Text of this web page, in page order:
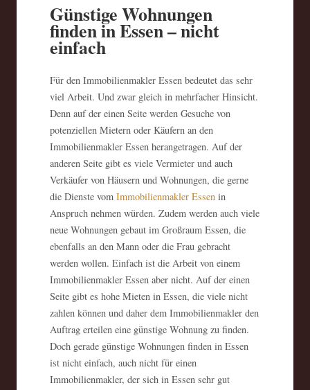
Günstige Wohnungen
finden in Essen – nicht
einfach
Für den Immobilienmakler Essen bedeutet das sehr
viel Arbeit. Und zwar gleich in mehrfacher Hinsicht.
Denn auf der einen Seite werden Gesuche von
potenziellen Mietern oder Käufern an den
Immobilienmakler Essen herangetragen. Auf der
anderen Seite gibt es viele Vermieter und auch
Verkäufer von Häusern und Wohnungen, die gerne
die Dienste vom Immobilienmakler Essen in
Anspruch nehmen würden. Zudem werden auch viele
neue Wohnungen gebaut im Großraum Essen, die
ebenfalls an den Mann oder die Frau gebracht
werden wollen. Einfach ist die Arbeit von einem
Immobilienmakler Essen aber nicht. Auf der einen
Seite gibt es hohe Mieten in Essen, die viele nicht
zahlen können und daher dem Immobilienmakler den
Auftrag erteilen eine günstige Wohnung zu finden.
Doch gerade günstige Wohnungen finden in Essen
ist nicht einfach, auch nicht für einen
Immobilienmakler, der sich in Essen sehr gut